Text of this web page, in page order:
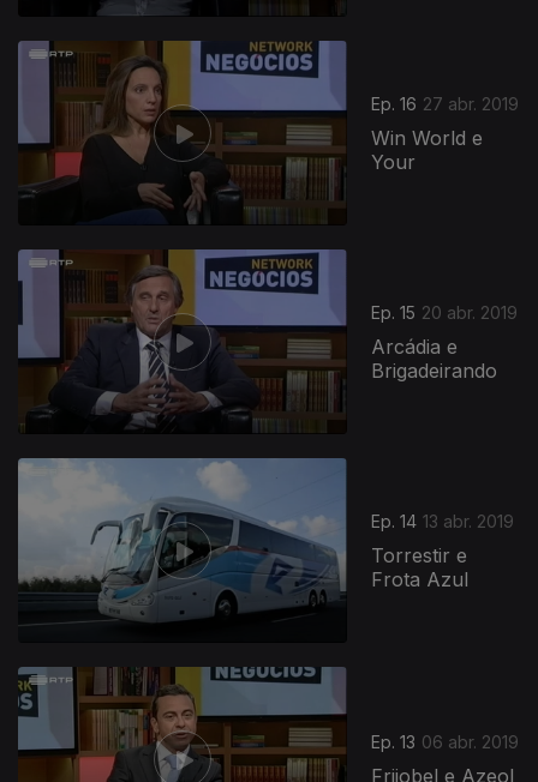
Ep. 16 27 abr. 2019
Win World e
Your
Ep. 15 20 abr. 2019
Arcádia e
Brigadeirando
Ep. 14 13 abr. 2019
Torrestir e
Frota Azul
Ep. 13 06 abr. 2019
Frijobel e Azeol